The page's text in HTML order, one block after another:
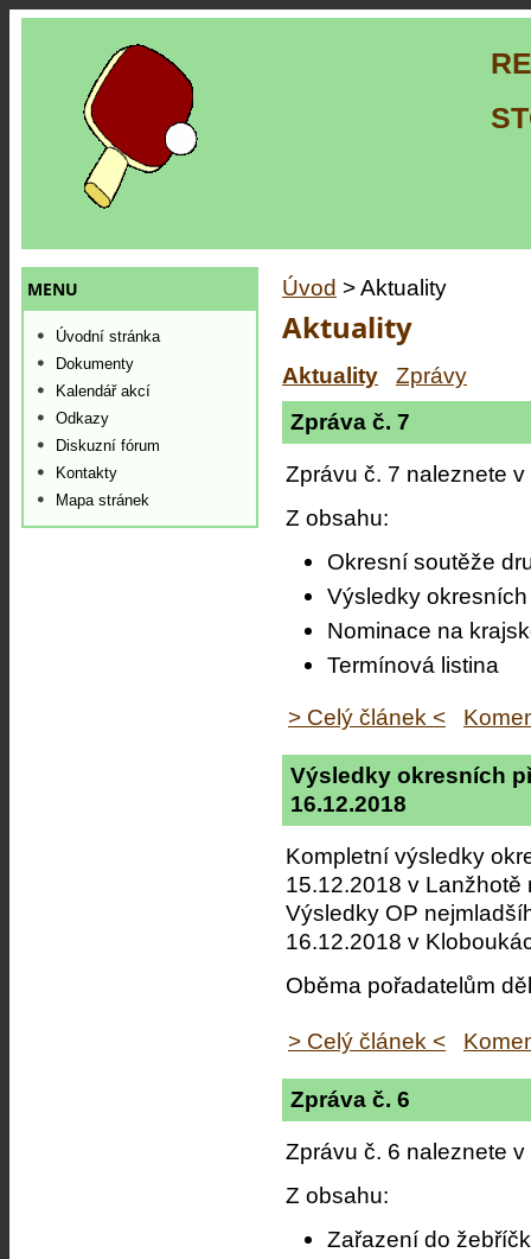
Úvod > Aktuality
Aktuality
Aktuality
Zprávy
Zpráva č. 7
Zprávu č. 7 naleznete
Z obsahu:
Okresní soutěže
Výsledky
Nominace na
Termínová listina
> Celý článek <
Výsledky okresních
16.12.2018
Kompletní výsledky
15.12.2018 v
Výsledky OP
16.12.2018 v
Oběma pořadatelům
> Celý článek <
Zpráva č. 6
Zprávu č. 6 naleznete
Z obsahu:
Zařazení do
MENU
Úvodní stránka
Dokumenty
Kalendář akcí
Odkazy
Diskuzní fórum
Kontakty
Mapa stránek